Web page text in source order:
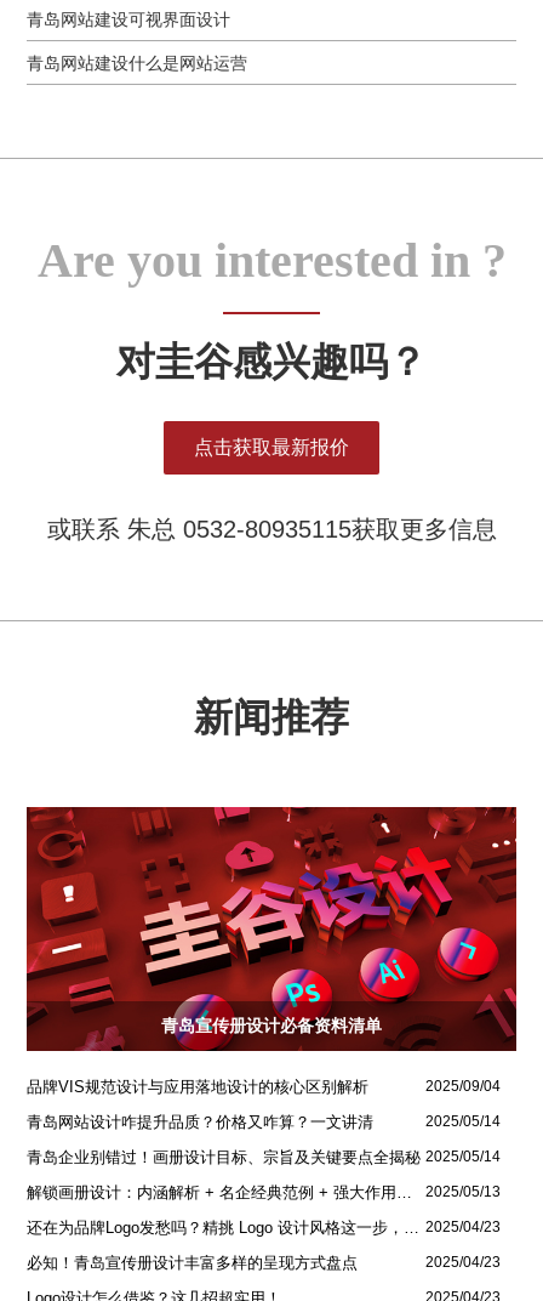
青岛网站建设可视界面设计
青岛网站建设什么是网站运营
Are you interested in ?
对圭谷感兴趣吗？
点击获取最新报价
或联系 朱总 0532-80935115获取更多信息
新闻推荐
青岛宣传册设计必备资料清单
品牌VIS规范设计与应用落地设计的核心区别解析 2025/09/04
青岛网站设计咋提升品质？价格又咋算？一文讲清 2025/05/14
青岛企业别错过！画册设计目标、宗旨及关键要点全揭秘 2025/05/14
解锁画册设计：内涵解析 + 名企经典范例 + 强大作用全揭秘 2025/05/13
还在为品牌Logo发愁吗？精挑 Logo 设计风格这一步，轻松铸就独属于你的品牌魅力 2025/04/23
必知！青岛宣传册设计丰富多样的呈现方式盘点 2025/04/23